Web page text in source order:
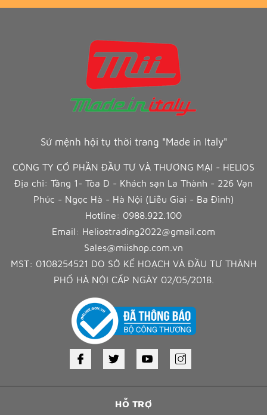
HỖ TRỢ
Sứ mệnh hội tụ thời trang "Made in Italy"
CÔNG TY CỔ PHẦN ĐẦU TƯ VÀ THƯƠNG MẠI - HELIOS
Địa chỉ: Tầng 1- Tòa D - Khách sạn La Thành - 226 Vạn
Phúc - Ngọc Hà - Hà Nội (Liễu Giai - Ba Đình)
Hotline: 0988.922.100
Email: Heliostrading2022@gmail.com
Sales@miishop.com.vn
MST: 0108254521 DO SỞ KẾ HOẠCH VÀ ĐẦU TƯ THÀNH
PHỐ HÀ NỘI CẤP NGÀY 02/05/2018.